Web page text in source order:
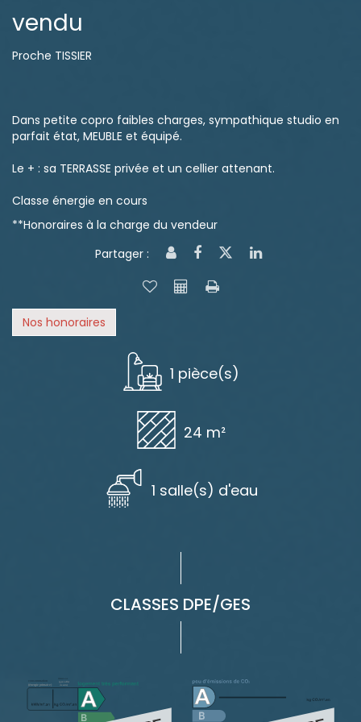
vendu
Proche TISSIER
Dans petite copro faibles charges, sympathique studio en
parfait état, MEUBLE et équipé.
Le + : sa TERRASSE privée et un cellier attenant.
Classe énergie en cours
**Honoraires à la charge du vendeur
Partager :
Nos honoraires
1 pièce(s)
24 m²
1 salle(s) d'eau
CLASSES DPE/GES